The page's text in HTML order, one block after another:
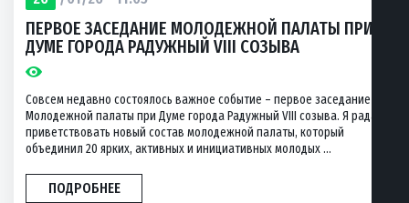
ПЕРВОЕ ЗАСЕДАНИЕ МОЛОДЕЖНОЙ ПАЛАТЫ ПРИ
ДУМЕ ГОРОДА РАДУЖНЫЙ VIII СОЗЫВА
Совсем недавно состоялось важное событие – первое заседание
Молодежной палаты при Думе города Радужный VIII созыва. Я рада
приветствовать новый состав молодежной палаты, который
объединил 20 ярких, активных и инициативных молодых ...
ПОДРОБНЕЕ